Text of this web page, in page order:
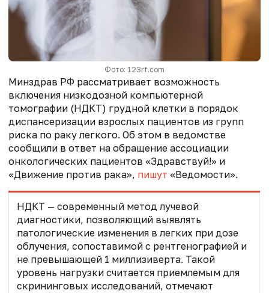
Фото: 123rf.com
Минздрав РФ рассматривает возможность
включения низкодозной компьютерной
томографии (НДКТ) грудной клетки в порядок
диспансеризации взрослых пациентов из групп
риска по раку легкого. Об этом в ведомстве
сообщили в ответ на обращение ассоциации
онкологических пациентов «Здравствуй!» и
«Движение против рака», пишут «Ведомости».
НДКТ — современный метод лучевой
диагностики, позволяющий выявлять
патологические изменения в легких при дозе
облучения, сопоставимой с рентгенографией и
не превышающей 1 миллизиверта. Такой
уровень нагрузки считается приемлемым для
скрининговых исследований, отмечают